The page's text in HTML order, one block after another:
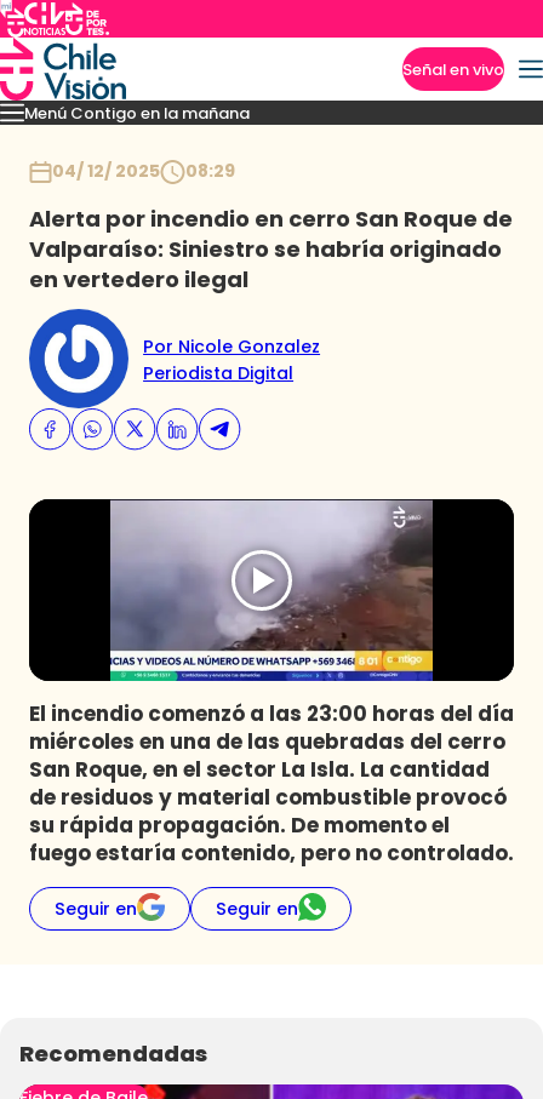
Señal en vivo
Menú Contigo en la mañana
MomentosReportajesDenunciasPolicialPolíticaEspectáculo
04/ 12/ 2025 08:29
Alerta por incendio en cerro San Roque de
Valparaíso: Siniestro se habría originado
en vertedero ilegal
Por Nicole Gonzalez
Periodista Digital
El incendio comenzó a las 23:00 horas del día
miércoles en una de las quebradas del cerro
San Roque, en el sector La Isla. La cantidad
de residuos y material combustible provocó
su rápida propagación. De momento el
fuego estaría contenido, pero no controlado.
Seguir en Seguir en
Recomendadas
Imperdibles
Programas
Club De La Comedia
Contigo en Directo
Plan Perfecto
El Tiempo
Sabingo
Todos Los Programas